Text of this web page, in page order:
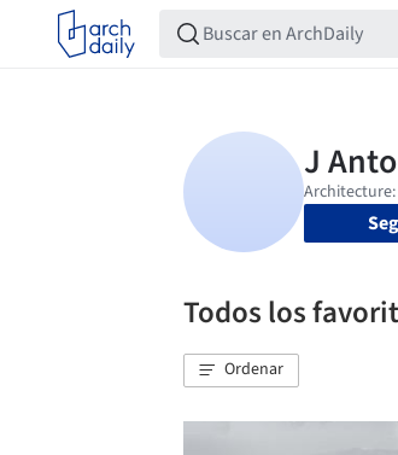
Todos los
Ordenar